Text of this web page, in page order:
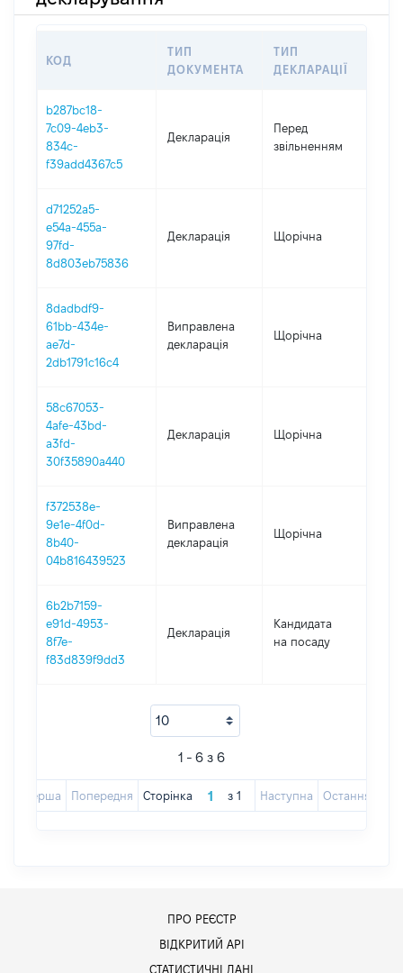
КОД
ТИП
ДОКУМЕНТА
ТИП
ДЕКЛАРАЦІЇ
b287bc18-
7c09-4eb3-
834c-
f39add4367c5
Декларація
Перед
звільненням
d71252a5-
e54a-455a-
97fd-
8d803eb75836
Декларація Щорічна
8dadbdf9-
61bb-434e-
ae7d-
2db1791c16c4
Виправлена
декларація
Щорічна
58c67053-
4afe-43bd-
a3fd-
30f35890a440
Декларація Щорічна
f372538e-
9e1e-4f0d-
8b40-
04b816439523
Виправлена
декларація
Щорічна
6b2b7159-
e91d-4953-
8f7e-
f83d839f9dd3
Декларація
Кандидата
на посаду
1 - 6 з 6
Перша Попередня Сторінка з 1 Наступна Остання
ПРО РЕЄСТР
ВІДКРИТИЙ АРІ
СТАТИСТИЧНІ ДАНІ